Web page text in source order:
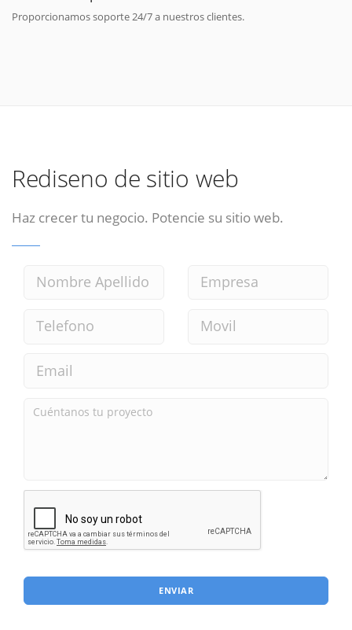
Proporcionamos soporte 24/7 a nuestros clientes.
Rediseno de sitio web
Haz crecer tu negocio. Potencie su sitio web.
ENVIAR